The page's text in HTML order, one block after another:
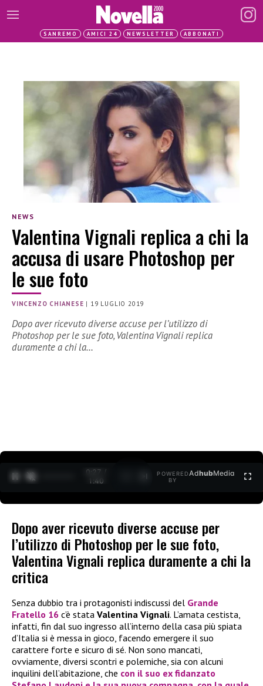
SANREMO AMICI 24 NEWSLETTER ABBONATI
NEWS
Valentina Vignali replica a chi la
accusa di usare Photoshop per
le sue foto
VINCENZO CHIANESE | 19 LUGLIO 2019
Dopo aver ricevuto diverse accuse per l’utilizzo di
Photoshop per le sue foto, Valentina Vignali replica
duramente a chi la…
0:27 /
1:40
POWERED
BY
AdhubMedia
Dopo aver ricevuto diverse accuse per
l’utilizzo di Photoshop per le sue foto,
Valentina Vignali replica duramente a chi la
critica
Senza dubbio tra i protagonisti indiscussi del Grande
Fratello 16 c’è stata Valentina Vignali. L’amata cestista,
infatti, fin dal suo ingresso all’interno della casa più spiata
d’Italia si è messa in gioco, facendo emergere il suo
carattere forte e sicuro di sé. Non sono mancati,
ovviamente, diversi scontri e polemiche, sia con alcuni
inquilini dell’abitazione, che con il suo ex fidanzato